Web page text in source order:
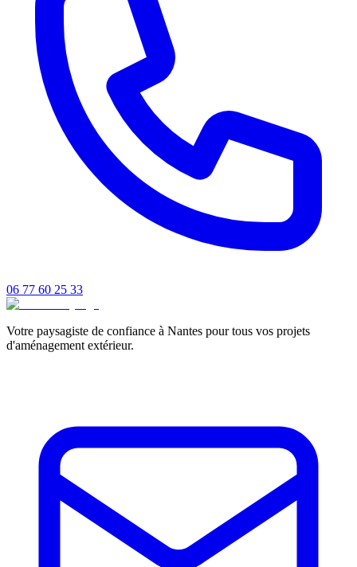
06 77 60 25 33
Votre paysagiste de confiance à Nantes pour tous vos projets
d'aménagement extérieur.